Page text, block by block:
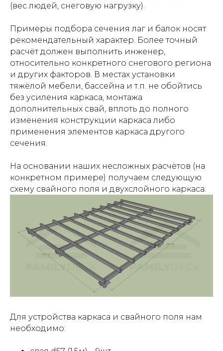
(вес людей, снеговую нагрузку).
Примеры подбора сечения лаг и балок носят
рекомендательный характер. Более точный
расчёт должен выполнить инженер,
относительно конкретного снегового региона
и других факторов. В местах установки
тяжёлой мебели, бассейна и т.п. не обойтись
без усиления каркаса, монтажа
дополнительных свай, вплоть до полного
изменения конструкции каркаса либо
применения элементов каркаса другого
сечения.
На основании наших несложных расчётов (на
конкретном примере) получаем следующую
схему свайного поля и двухслойного каркаса:
Для устройства каркаса и свайного поля нам
необходимо: